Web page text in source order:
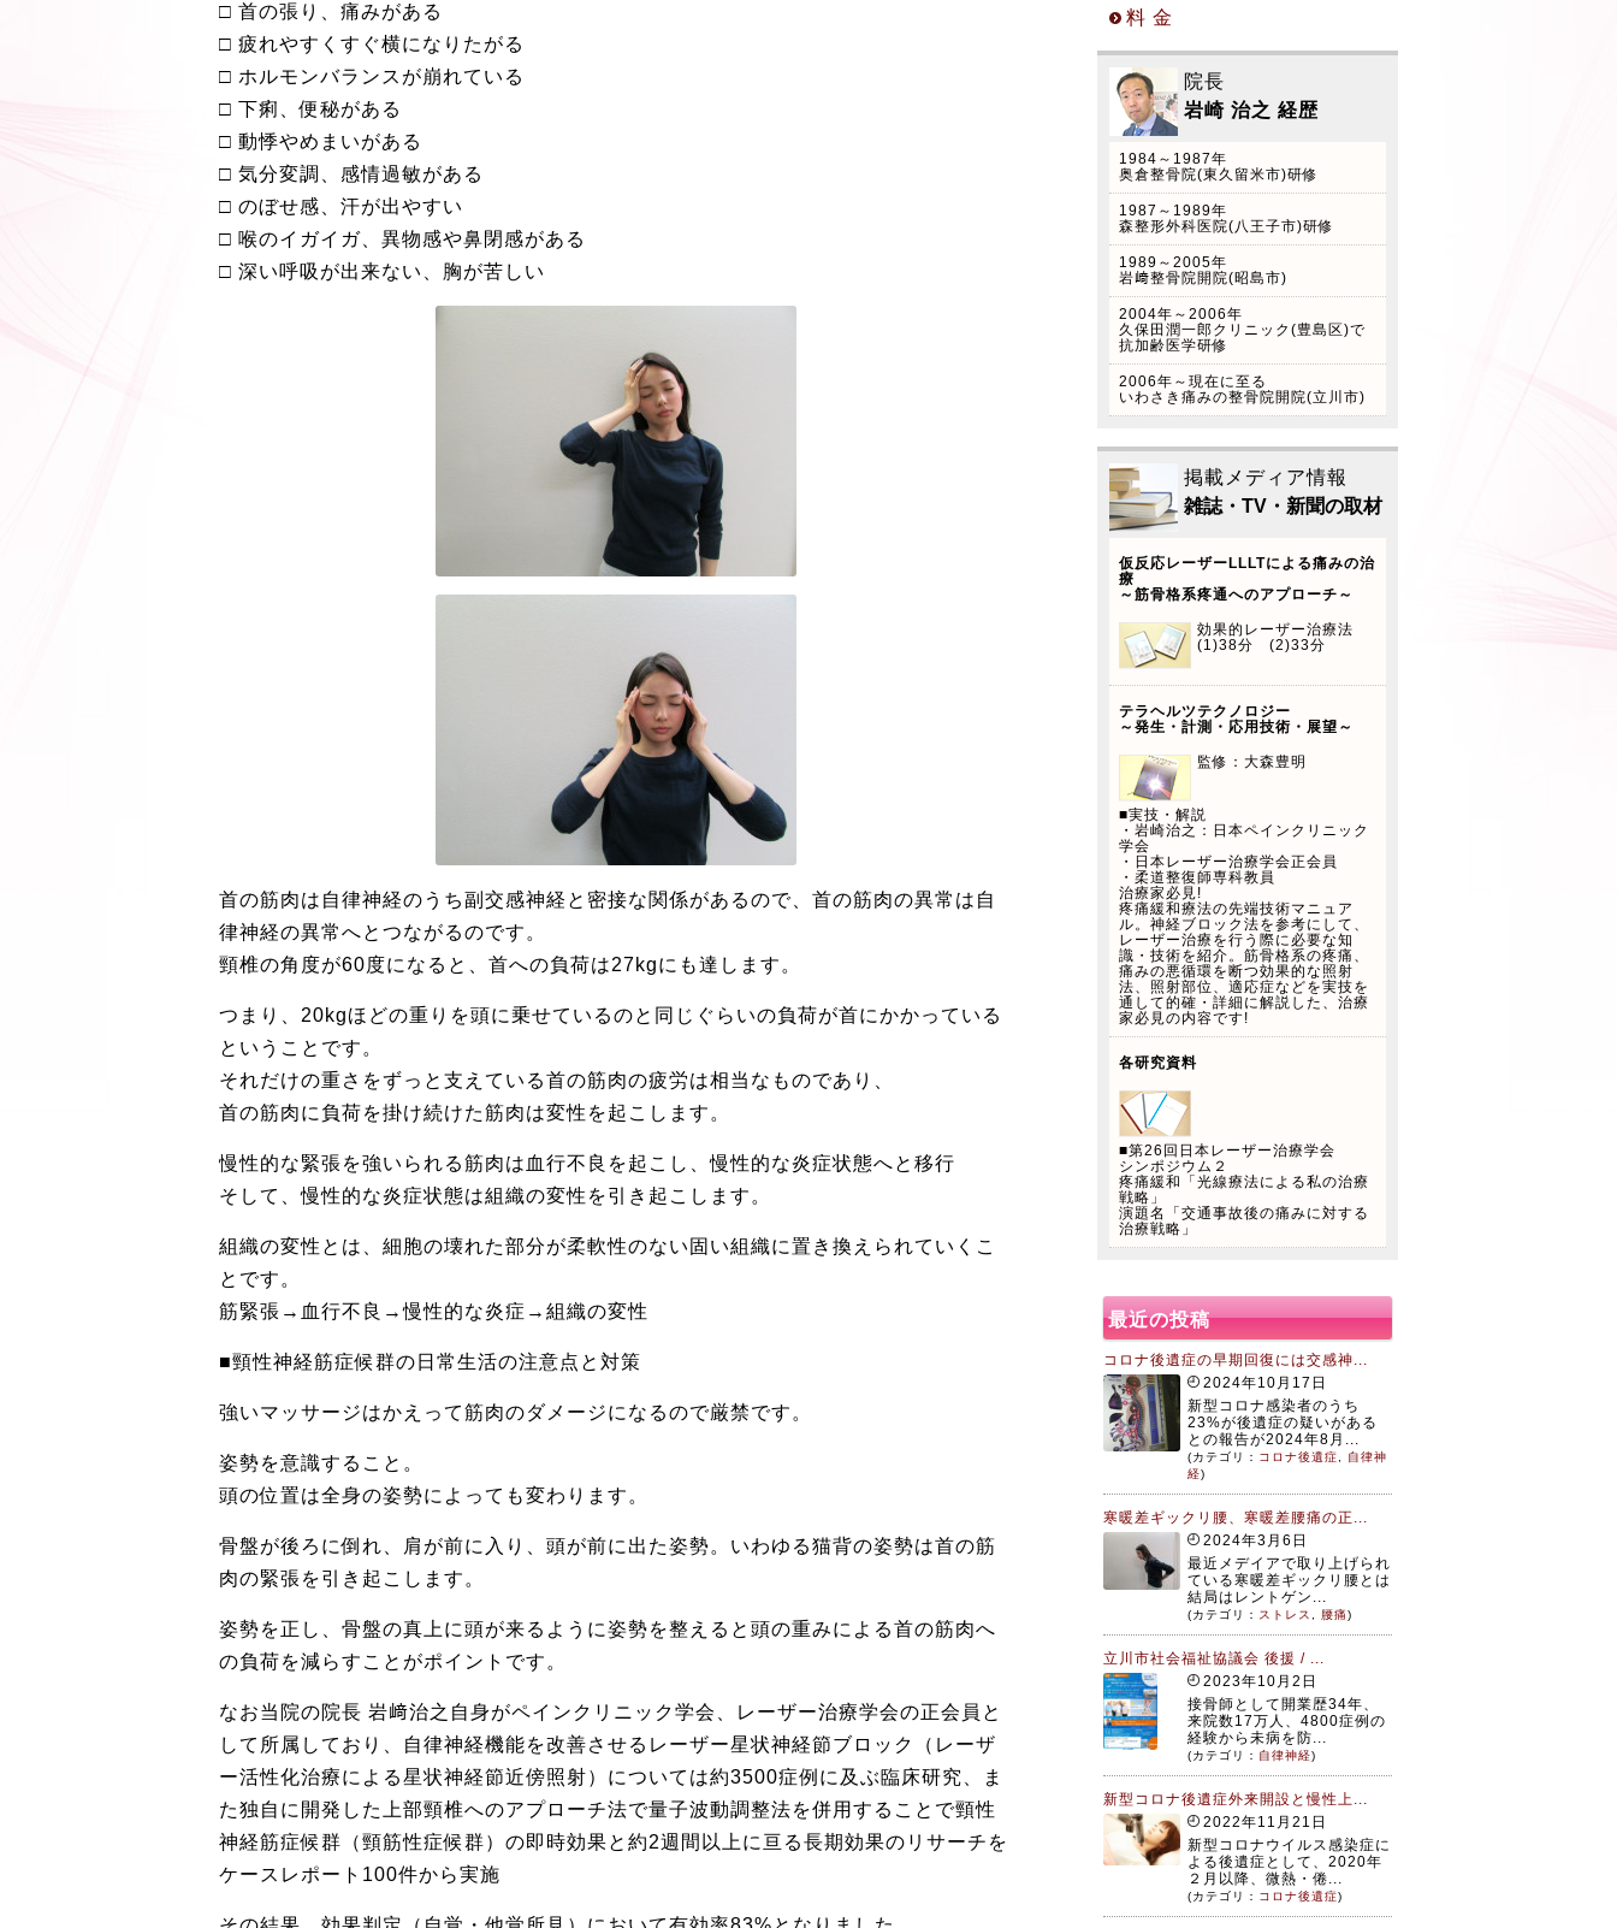
□ 首の張り、痛みがある
□ 疲れやすくすぐ横になりたがる
□ ホルモンバランスが崩れている
□ 下痢、便秘がある
□ 動悸やめまいがある
□ 気分変調、感情過敏がある
□ のぼせ感、汗が出やすい
□ 喉のイガイガ、異物感や鼻閉感がある
□ 深い呼吸が出来ない、胸が苦しい
首の筋肉は自律神経のうち副交感神経と密接な関係があるので、首の筋肉の異常は自
律神経の異常へとつながるのです。
頸椎の角度が60度になると、首への負荷は27kgにも達します。
つまり、20kgほどの重りを頭に乗せているのと同じぐらいの負荷が首にかかっている
ということです。
それだけの重さをずっと支えている首の筋肉の疲労は相当なものであり、
首の筋肉に負荷を掛け続けた筋肉は変性を起こします。
慢性的な緊張を強いられる筋肉は血行不良を起こし、慢性的な炎症状態へと移行
そして、慢性的な炎症状態は組織の変性を引き起こします。
組織の変性とは、細胞の壊れた部分が柔軟性のない固い組織に置き換えられていくこ
とです。
筋緊張→血行不良→慢性的な炎症→組織の変性
■頸性神経筋症候群の日常生活の注意点と対策
強いマッサージはかえって筋肉のダメージになるので厳禁です。
姿勢を意識すること。
頭の位置は全身の姿勢によっても変わります。
骨盤が後ろに倒れ、肩が前に入り、頭が前に出た姿勢。いわゆる猫背の姿勢は首の筋
肉の緊張を引き起こします。
姿勢を正し、骨盤の真上に頭が来るように姿勢を整えると頭の重みによる首の筋肉へ
の負荷を減らすことがポイントです。
なお当院の院長 岩﨑治之自身がペインクリニック学会、レーザー治療学会の正会員と
して所属しており、自律神経機能を改善させるレーザー星状神経節ブロック（レーザ
ー活性化治療による星状神経節近傍照射）については約3500症例に及ぶ臨床研究、ま
た独自に開発した上部頸椎へのアプローチ法で量子波動調整法を併用することで頸性
神経筋症候群（頸筋性症候群）の即時効果と約2週間以上に亘る長期効果のリサーチを
ケースレポート100件から実施
2022.2.7
自律神経美容術(フェイステ
クニック)のご案内
院長岩崎治之は以前美容外科
トータルビューティーラボ久
保田潤一郎クリニック(東池
袋)カイロプラクティック外
来開設していた経験をもと
に、この度本年4月から自律
神経美容術(フェイステクニ
ック)スタート致します！ ※
当院はペイペイ、LINEペイ
機会にご利用下さい。
料 金
院長
岩崎 治之 経歴
1984～1987年
奥倉整骨院(東久留米市)研修
1987～1989年
森整形外科医院(八王子市)研修
1989～2005年
岩﨑整骨院開院(昭島市)
2004年～2006年
久保田潤一郎クリニック(豊島区)で
抗加齢医学研修
2006年～現在に至る
いわさき痛みの整骨院開院(立川市)
掲載メディア情報
雑誌・TV・新聞の取材
仮反応レーザーLLLTによる痛みの治
療
～筋骨格系疼通へのアプローチ～
効果的レーザー治療法
(1)38分 (2)33分
テラヘルツテクノロジー
～発生・計測・応用技術・展望～
監修：大森豊明
■実技・解説
・岩崎治之：日本ペインクリニック
学会
・日本レーザー治療学会正会員
・柔道整復師専科教員
治療家必見!
疼痛緩和療法の先端技術マニュア
ル。神経ブロック法を参考にして、
レーザー治療を行う際に必要な知
識・技術を紹介。筋骨格系の疼痛、
痛みの悪循環を断つ効果的な照射
法、照射部位、適応症などを実技を
通して的確・詳細に解説した、治療
家必見の内容です!
各研究資料
■第26回日本レーザー治療学会
シンポジウム２
疼痛緩和「光線療法による私の治療
戦略」
演題名「交通事故後の痛みに対する
治療戦略」
最近の投稿
コロナ後遺症の早期回復には交感神...
2024年10月17日
新型コロナ感染者のうち
23%が後遺症の疑いがある
との報告が2024年8月...
(カテゴリ： コロナ後遺症
自律神
経)
寒暖差ギックリ腰、寒暖差腰痛の正...
2024年3月6日
最近メデイアで取り上げられ
ている寒暖差ギックリ腰とは
結局はレントゲン...
(カテゴリ： ストレス 腰痛)
立川市社会福祉協議会 後援 / ...
2023年10月2日
接骨師として開業歴34年、
来院数17万人、4800症例の
経験から未病を防...
(カテゴリ： 自律神経)
新型コロナ後遺症外来開設と慢性上...
2022年11月21日
新型コロナウイルス感染症に
よる後遺症として、2020年
２月以降、微熱・倦...
(カテゴリ： コロナ後遺症)